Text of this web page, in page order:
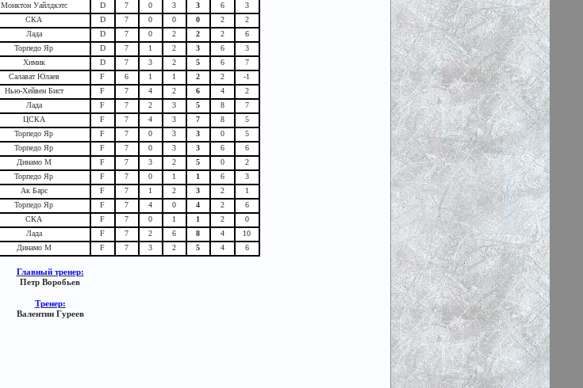
Монктон Уайлдкэтс D 7 0 3 3 6
3
СКА D 7 0 0 0 2
2
Лада D 7 0 2 2 2
6
Торпедо Яр D 7 1 2 3 6
3
Химик D 7 3 2 5 6
7
Салават Юлаев F 6 1 1 2 2
-1
Нью-Хейвен Бист F 7 4 2 6 4
2
Лада F 7 2 3 5 8
7
ЦСКА F 7 4 3 7 8
5
Торпедо Яр F 7 0 3 3 0
5
Торпедо Яр F 7 0 3 3 6
6
Динамо М F 7 3 2 5 0
2
Торпедо Яр F 7 0 1 1 6
3
Ак Барс F 7 1 2 3 2
1
Торпедо Яр F 7 4 0 4 2
6
СКА F 7 0 1 1 2
0
Лада F 7 2 6 8 4
10
Динамо М F 7 3 2 5 4 6
Главный тренер:
Петр Воробьев
Тренер:
Валентин Гуреев